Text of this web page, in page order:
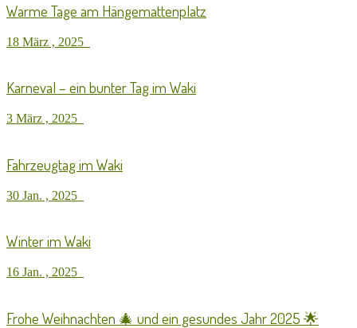
Warme Tage am Hängemattenplatz
18 März , 2025
Karneval – ein bunter Tag im Waki
3 März , 2025
Fahrzeugtag im Waki
30 Jan. , 2025
Winter im Waki
16 Jan. , 2025
Frohe Weihnachten 🎄 und ein gesundes Jahr 2025 🌟